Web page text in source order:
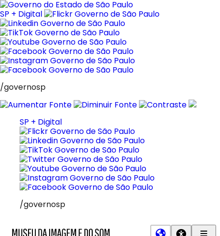
Pular
para
o
conteúdo
SP + Digital
/governosp
SP + Digital
/governosp